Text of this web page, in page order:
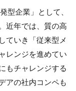
型企業」として、
近年では、質の高
ていき「従来型メ
レンジを進めてい
もチャレンジする
アの社内コンペも